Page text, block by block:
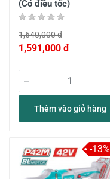
(Có điều tốc)
1,640,000 đ
1,591,000 đ
Thêm vào giỏ hàng
-13%